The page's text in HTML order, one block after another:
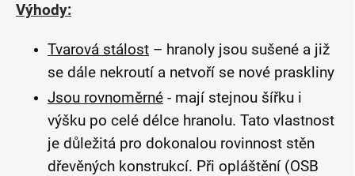
Výhody:
Tvarová stálost – hranoly jsou sušené a již
se dále nekroutí a netvoří se nové praskliny
Jsou rovnoměrné - mají stejnou šířku i
výšku po celé délce hranolu. Tato vlastnost
je důležitá pro dokonalou rovinnost stěn
dřevěných konstrukcí. Při opláštění (OSB